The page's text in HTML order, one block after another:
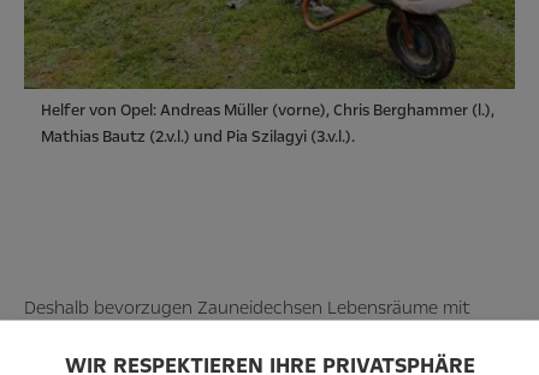
WIR RESPEKTIEREN IHRE PRIVATSPHÄRE
Helfer von Opel: Andreas Müller (vorne), Chris Berghammer (l.),
Mathias Bautz (2.v.l.) und Pia Szilagyi (3.v.l.).
Deshalb bevorzugen Zauneidechsen Lebensräume mit
und dichter bewachsenen Bereichen. Wichtig sind ihnen